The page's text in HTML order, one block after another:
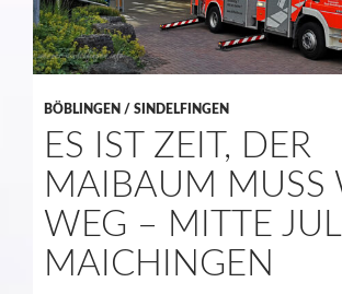
BÖBLINGEN / SINDELFINGEN
ES IST ZEIT, DER
MAIBAUM MUSS
WEG – MITTE
MAICHINGEN